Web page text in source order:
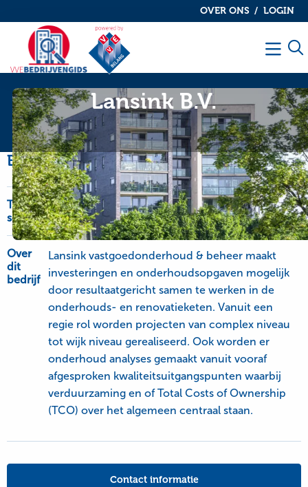
OVER ONS LOGIN
De
VvE
bedrijvengidsbedrijvengids
Lansink B.V.
Bedrijfsinformatie
Type
service
OnderhoudNL Garantie, schilderwerk-glaswerk
en onderhoudswerk
Over
dit
bedrijf
Lansink vastgoedonderhoud & beheer maakt
investeringen en onderhoudsopgaven mogelijk
door resultaatgericht samen te werken in de
onderhouds- en renovatieketen. Vanuit een
regie rol worden projecten van complex niveau
tot wijk niveau gerealiseerd. Ook worden er
onderhoud analyses gemaakt vanuit vooraf
afgesproken kwaliteitsuitgangspunten waarbij
verduurzaming en of Total Costs of Ownership
(TCO) over het algemeen centraal staan.
Contact informatie